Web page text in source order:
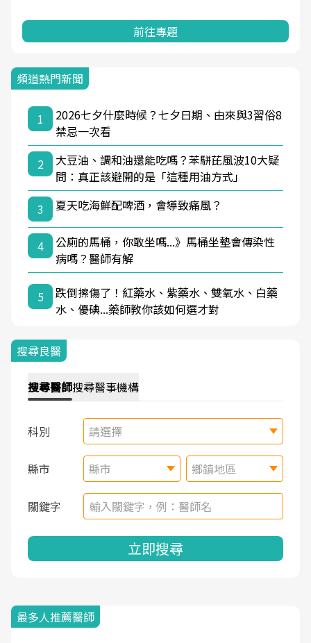
前往專題
頻道熱門新聞
1
2026七夕什麼時候？七夕日期、由來與3習俗8
禁忌一次看
2
大豆油、調和油還能吃嗎？苯駢芘風波10大疑
問：真正該避開的是「這種用油方式」
3
夏天吃海鮮配啤酒，會導致痛風？
4
公廁的馬桶，你敢坐嗎...》馬桶坐墊會傳染性
病嗎？醫師有解
5
跌倒擦傷了！紅藥水、紫藥水、雙氧水、白藥
水、優碘...藥師教你該如何選才對
搜尋良醫
搜尋醫師搜尋醫事機構
科別 請選擇
縣市 縣市 鄉鎮地區
關鍵字
立即搜尋
最多人推薦醫師